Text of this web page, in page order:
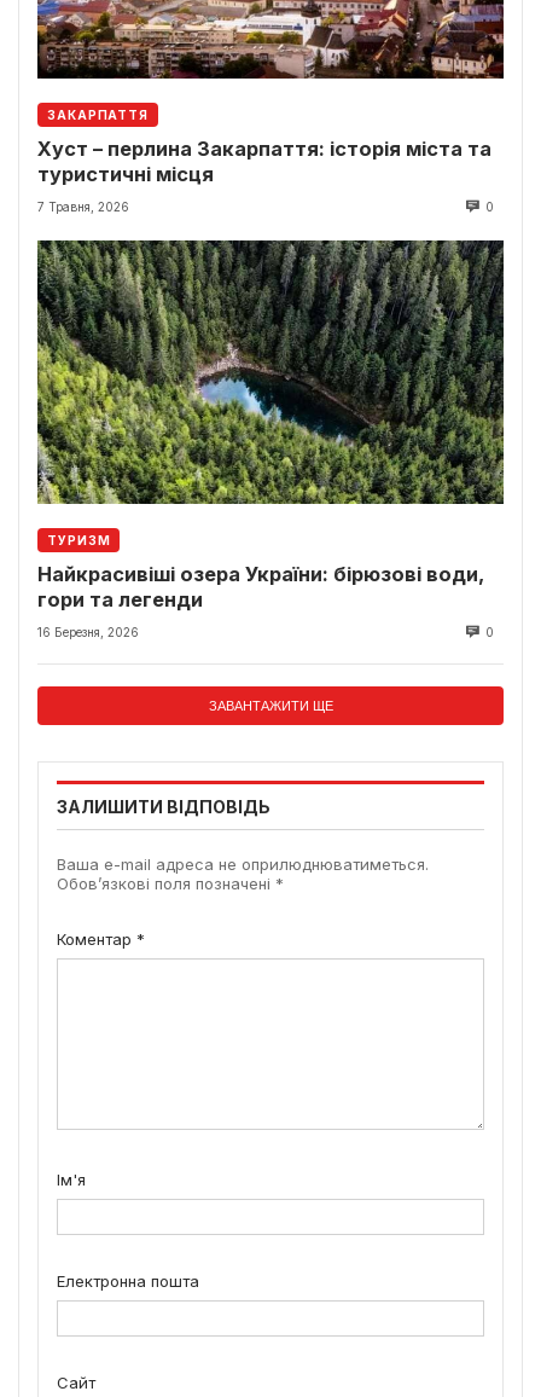
ЗАКАРПАТТЯ
Хуст – перлина Закарпаття: історія міста та
туристичні місця
7 Травня, 2026 0
ТУРИЗМ
Найкрасивіші озера України: бірюзові води,
гори та легенди
16 Березня, 2026 0
ЗАВАНТАЖИТИ ЩЕ
ЗАЛИШИТИ ВІДПОВІДЬ
Ваша e-mail адреса не оприлюднюватиметься.
Обов’язкові поля позначені *
Коментар *
Ім'я
Електронна пошта
Сайт